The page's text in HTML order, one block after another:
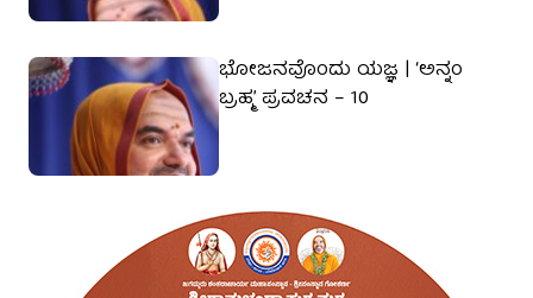
ಭೋಜನವೊಂದು ಯಜ್ಞ | ‘ಅನ್ನಂ
ಬ್ರಹ್ಮ’ ಪ್ರವಚನ – 10